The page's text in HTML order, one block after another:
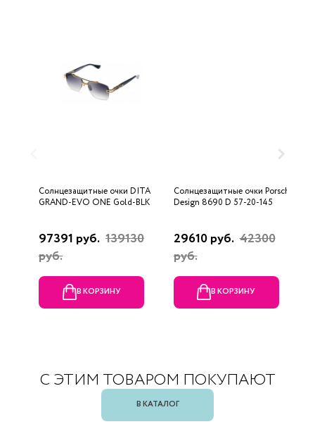
Солнцезащитные очки DITA
GRAND-EVO ONE Gold-BLK
97391 руб. 139130
руб.
В КОРЗИНУ
Солнцезащитные очки Porsche
Design 8690 D 57-20-145
29610 руб. 42300
руб.
В КОРЗИНУ
С ЭТИМ ТОВАРОМ ПОКУПАЮТ
В КАТАЛОГ